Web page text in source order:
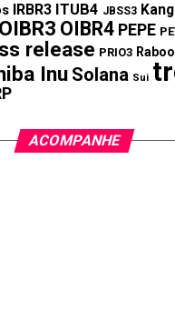
IRBR3 ITUB4 JBSS3
OIBR3 OIBR4 PEPE
release PRIO3
Inu Solana Sui
ACOMPANHE